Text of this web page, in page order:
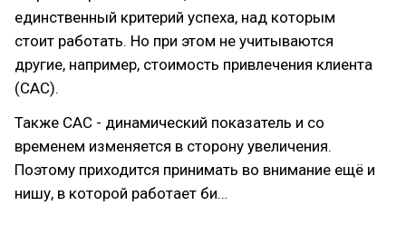
единственный критерий успеха, над которым
стоит работать. Но при этом не учитываются
другие, например, стоимость привлечения клиента
(CAC).
Также CAC - динамический показатель и со
временем изменяется в сторону увеличения.
Поэтому приходится принимать во внимание ещё и
нишу, в которой работает би…